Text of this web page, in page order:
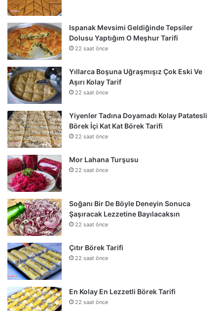
Ispanak Mevsimi Geldiğinde Tepsiler
Dolusu Yaptığım O Meşhur Tarifi
22 saat önce
Yıllarca Boşuna Uğraşmışız Çok Eski Ve
Aşırı Kolay Tarif
22 saat önce
Yiyenler Tadına Doyamadı Kolay Patatesli
Börek İçi Kat Kat Börek Tarifi
22 saat önce
Mor Lahana Turşusu
22 saat önce
Soğanı Bir De Böyle Deneyin Sonuca
Şaşıracak Lezzetine Bayılacaksın
22 saat önce
Çıtır Börek Tarifi
22 saat önce
En Kolay En Lezzetli Börek Tarifi
22 saat önce